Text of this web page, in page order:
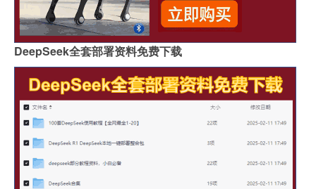
DeepSeek全套部署资料免费下载